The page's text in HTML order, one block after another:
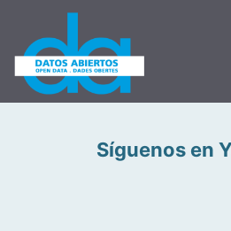
Síguenos en